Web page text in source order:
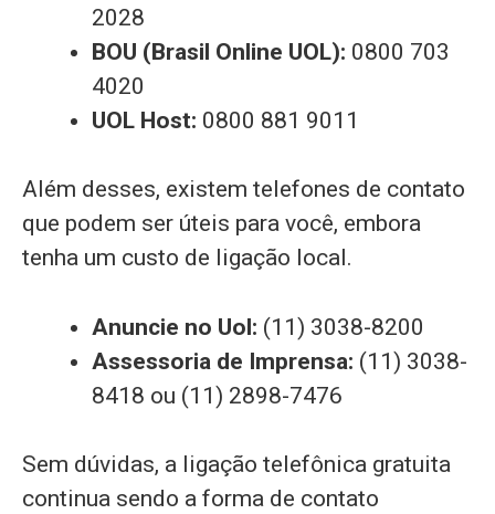
2028
BOU (Brasil Online UOL): 0800 703
4020
UOL Host: 0800 881 9011
Além desses, existem telefones de contato
que podem ser úteis para você, embora
tenha um custo de ligação local.
Anuncie no Uol: (11) 3038-8200
Assessoria de Imprensa: (11) 3038-
8418 ou (11) 2898-7476
Sem dúvidas, a ligação telefônica gratuita
continua sendo a forma de contato